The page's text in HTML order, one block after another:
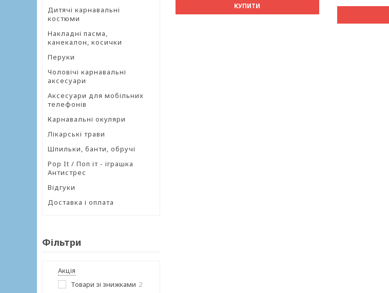
Дитячі карнавальні
костюми
Накладні пасма,
канекалон, косички
Перуки
Чоловічі карнавальні
аксесуари
Аксесуари для мобільних
телефонів
Карнавальні окуляри
Лікарські трави
Шпильки, банти, обручі
Pop It / Поп іт - іграшка
Антистрес
Відгуки
Доставка і оплата
Фільтри
Акція
Товари зі знижками 2
КУПИТИ